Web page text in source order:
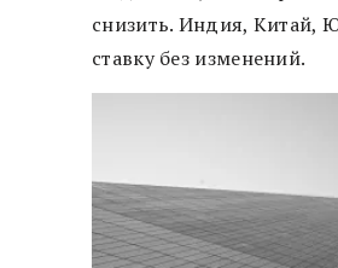
снизить. Индия, Китай,
ставку без изменений.